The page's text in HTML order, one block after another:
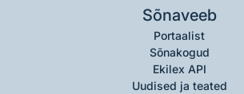
Sõnaveeb
Portaalist
Sõnakogud
Ekilex API
Uudised ja teated